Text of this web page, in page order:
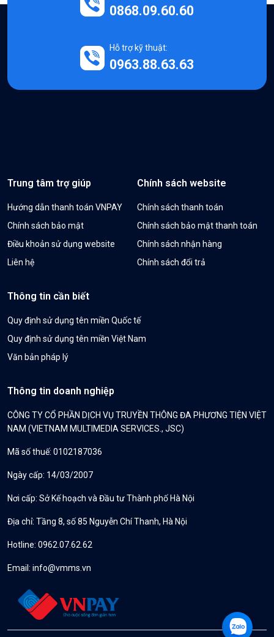
0868.09.60.60
Hỗ trợ kỹ thuật:
0963.88.63.63
Trung tâm trợ giúp
Hướng dẫn thanh toán VNPAY
Chính sách bảo mật
Điều khoản sử dụng website
Liên hệ
Chính sách website
Chính sách thanh toán
Chính sách bảo mật thanh toán
Chính sách nhận hàng
Chính sách đổi trả
Thông tin cần biết
Quy định sử dụng tên miền Quốc tế
Quy định sử dụng tên miền Việt Nam
Văn bản pháp lý
Thông tin doanh nghiệp
CÔNG TY CỔ PHẦN DỊCH VỤ TRUYỀN THÔNG ĐA PHƯƠNG TIỆN VIỆT
NAM (VIETNAM MULTIMEDIA SERVICES., JSC)
Mã số thuế: 0102187036
Ngày cấp: 14/03/2007
Nơi cấp: Sở Kế hoạch và Đầu tư Thành phố Hà Nội
Địa chỉ: Tầng 8, số 85 Nguyễn Chí Thanh, Hà Nội
Hotline: 0962.07.62.62
Email: info@vmms.vn